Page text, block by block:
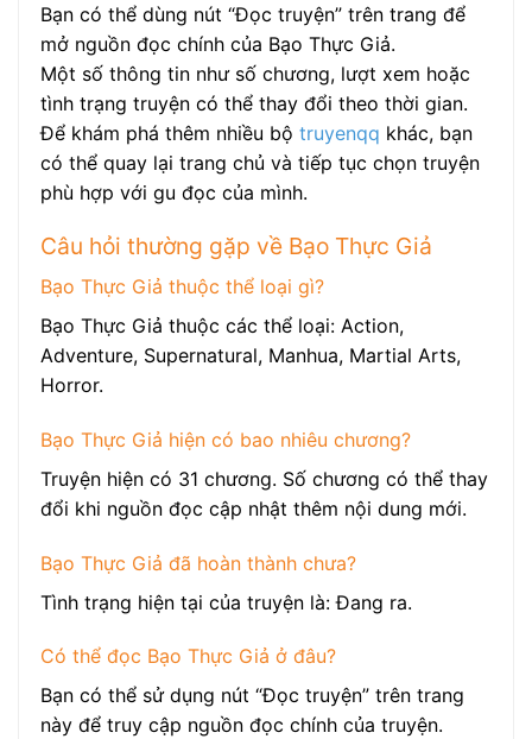
Bạn có thể dùng nút “Đọc truyện” trên trang để
mở nguồn đọc chính của Bạo Thực Giả.
Một số thông tin như số chương, lượt xem hoặc
tình trạng truyện có thể thay đổi theo thời gian.
Để khám phá thêm nhiều bộ truyenqq khác, bạn
có thể quay lại trang chủ và tiếp tục chọn truyện
phù hợp với gu đọc của mình.
Câu hỏi thường gặp về Bạo Thực Giả
Bạo Thực Giả thuộc thể loại gì?
Bạo Thực Giả thuộc các thể loại: Action,
Adventure, Supernatural, Manhua, Martial Arts,
Horror.
Bạo Thực Giả hiện có bao nhiêu chương?
Truyện hiện có 31 chương. Số chương có thể thay
đổi khi nguồn đọc cập nhật thêm nội dung mới.
Bạo Thực Giả đã hoàn thành chưa?
Tình trạng hiện tại của truyện là: Đang ra.
Có thể đọc Bạo Thực Giả ở đâu?
Bạn có thể sử dụng nút “Đọc truyện” trên trang
này để truy cập nguồn đọc chính của truyện.